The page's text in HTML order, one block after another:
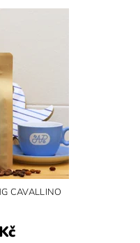
CAVALLINO